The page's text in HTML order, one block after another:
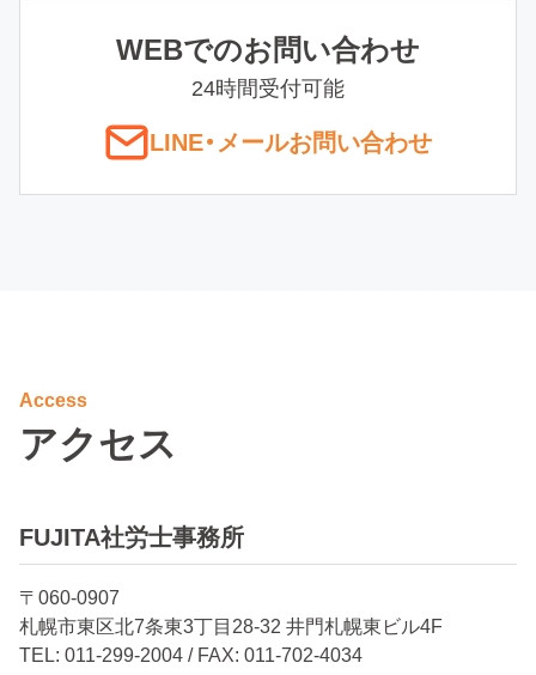
WEBでのお問い合わせ
24時間受付可能
LINE・ メールお問い合わせ
Access
アクセス
FUJITA社労士事務所
〒060-0907
札幌市東区北7条東3丁目28-32 井門札幌東ビル4F
TEL: 011-299-2004 / FAX: 011-702-4034